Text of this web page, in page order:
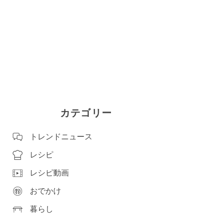
カテゴリー
トレンドニュース
レシピ
レシピ動画
おでかけ
暮らし